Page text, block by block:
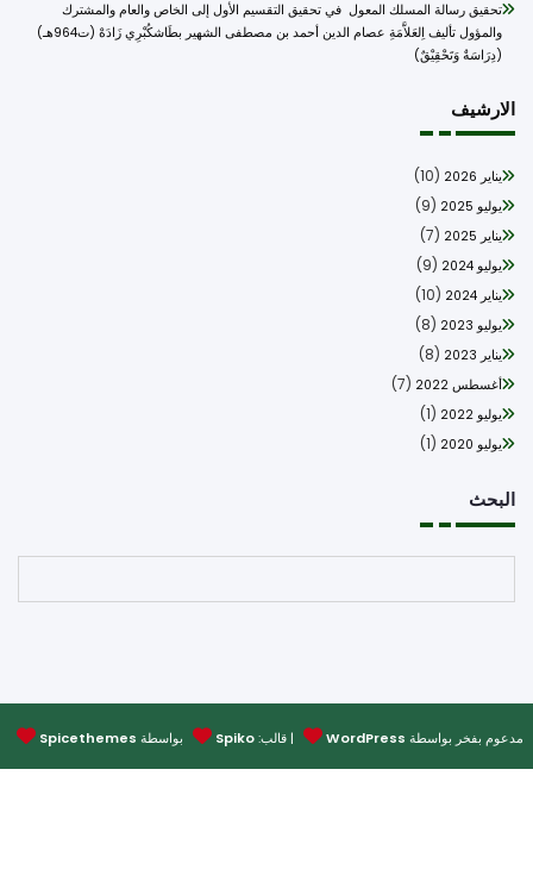
تحقيق رسالة المسلك المعول في تحقيق التقسيم الأول إلى الخاص والعام والمشترك
والمؤول تأليف اِلعَلاَّمَةِ عصام الدين أحمد بن مصطفى الشهير بطَاشكُبْرِي زَادَهْ (ت964هـ)
(دِرَاسَةٌ وَتَحْقِيْقٌ)
يناير 2026 (10)
يوليو 2025 (9)
يناير 2025 (7)
يوليو 2024 (9)
يناير 2024 (10)
يوليو 2023 (8)
يناير 2023 (8)
أغسطس 2022 (7)
يوليو 2022 (1)
يوليو 2020 (1)
بفخر بواسطةWordPress | قالب:Spiko بواسطةSpicethemes